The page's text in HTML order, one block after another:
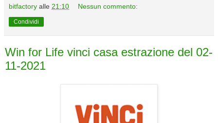
bitfactory alle 21:10 Nessun commento:
Condividi
Win for Life vinci casa estrazione del 02-
11-2021